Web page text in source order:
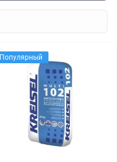
Популярный